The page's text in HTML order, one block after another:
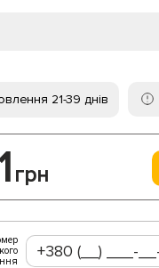
21-39 днів
грн